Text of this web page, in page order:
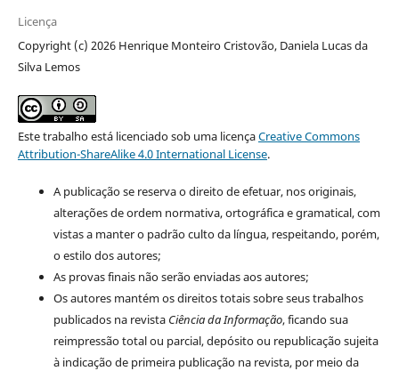
Licença
Copyright (c) 2026 Henrique Monteiro Cristovão, Daniela Lucas da
Silva Lemos
Este trabalho está licenciado sob uma licençaCreative Commons
Attribution-ShareAlike 4.0 International License.
A publicação se reserva o direito de efetuar, nos originais,
alterações de ordem normativa, ortográfica e gramatical, com
vistas a manter o padrão culto da língua, respeitando, porém,
o estilo dos autores;
As provas finais não serão enviadas aos autores;
Os autores mantém os direitos totais sobre seus trabalhos
publicados na revista Ciência da Informação, ficando sua
reimpressão total ou parcial, depósito ou republicação sujeita
à indicação de primeira publicação na revista, por meio da